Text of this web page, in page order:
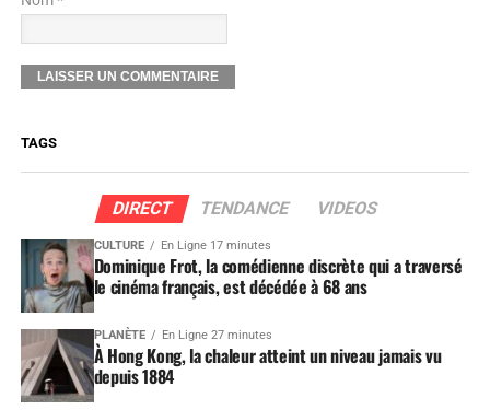
TAGS
DIRECT TENDANCE VIDEOS
CULTURE En Ligne 17 minutes
Dominique Frot, la comédienne discrète qui a traversé
le cinéma français, est décédée à 68 ans
PLANÈTE En Ligne 27 minutes
À Hong Kong, la chaleur atteint un niveau jamais vu
depuis 1884